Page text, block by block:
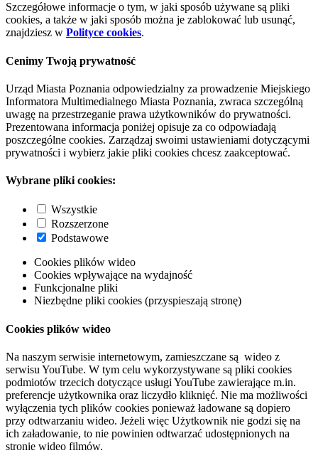
Szczegółowe informacje o tym, w jaki sposób używane są pliki
cookies, a także w jaki sposób można je zablokować lub usunąć,
znajdziesz w Polityce cookies.
Cenimy Twoją prywatność
Urząd Miasta Poznania odpowiedzialny za prowadzenie Miejskiego
Informatora Multimedialnego Miasta Poznania, zwraca szczególną
uwagę na przestrzeganie prawa użytkowników do prywatności.
Prezentowana informacja poniżej opisuje za co odpowiadają
poszczególne cookies. Zarządzaj swoimi ustawieniami dotyczącymi
prywatności i wybierz jakie pliki cookies chcesz zaakceptować.
Wybrane pliki cookies:
Wszystkie
Rozszerzone
Podstawowe
Cookies plików wideo
Cookies wpływające na wydajność
Funkcjonalne pliki
Niezbędne pliki cookies (przyspieszają stronę)
Cookies plików wideo
Na naszym serwisie internetowym, zamieszczane są wideo z
serwisu YouTube. W tym celu wykorzystywane są pliki cookies
podmiotów trzecich dotyczące usługi YouTube zawierające m.in.
preferencje użytkownika oraz liczydło kliknięć. Nie ma możliwości
wyłączenia tych plików cookies ponieważ ładowane są dopiero
przy odtwarzaniu wideo. Jeżeli więc Użytkownik nie godzi się na
ich załadowanie, to nie powinien odtwarzać udostępnionych na
stronie wideo filmów.